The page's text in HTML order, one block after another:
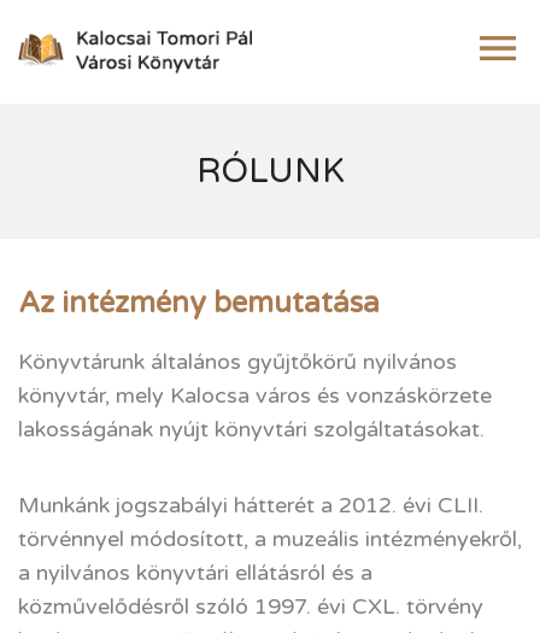
RÓLUNK
Az intézmény bemutatása
Könyvtárunk általános gyűjtőkörű nyilvános
könyvtár, mely Kalocsa város és vonzáskörzete
lakosságának nyújt könyvtári szolgáltatásokat.
Munkánk jogszabályi hátterét a 2012. évi CLII.
törvénnyel módosított, a muzeális intézményekről,
a nyilvános könyvtári ellátásról és a
közművelődésről szóló 1997. évi CXL. törvény